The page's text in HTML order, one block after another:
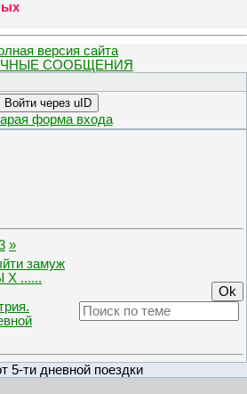
версия сайта
СООБЩЕНИЯ
Войти через uID
форма входа
»
замуж
Х ......
5-ти дневной поездки